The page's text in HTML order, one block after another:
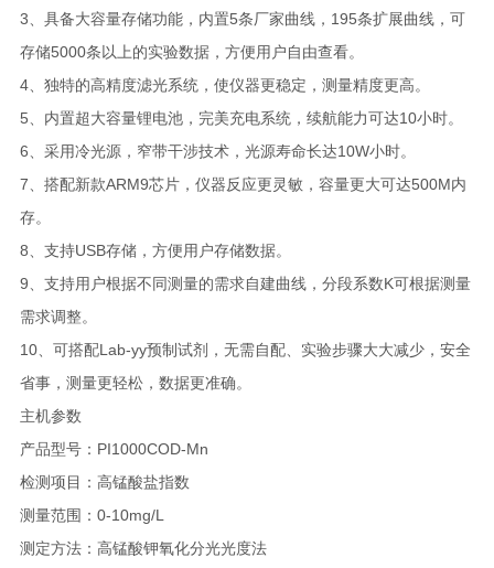
3、具备大容量存储功能，内置5条厂家曲线，195条扩展曲线，可
存储5000条以上的实验数据，方便用户自由查看。
4、独特的高精度滤光系统，使仪器更稳定，测量精度更高。
5、内置超大容量锂电池，完美充电系统，续航能力可达10小时。
6、采用冷光源，窄带干涉技术，光源寿命长达10W小时。
7、搭配新款ARM9芯片，仪器反应更灵敏，容量更大可达500M内
存。
8、支持USB存储，方便用户存储数据。
9、支持用户根据不同测量的需求自建曲线，分段系数K可根据测量
需求调整。
10、可搭配Lab-yy预制试剂，无需自配、实验步骤大大减少，安全
省事，测量更轻松，数据更准确。
主机参数
产品型号：PI1000COD-Mn
检测项目：高锰酸盐指数
测量范围：0-10mg/L
测定方法：高锰酸钾氧化分光光度法